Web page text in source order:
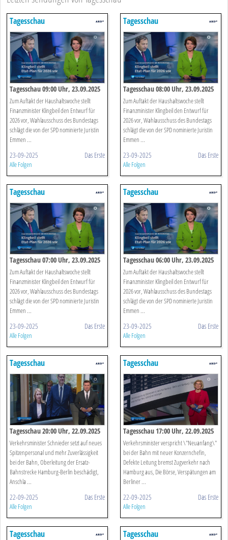
Tagesschau
Tagesschau 09:00 Uhr, 23.09.2025
Zum Auftakt der Haushaltswoche stellt
Finanzminister Klingbeil den Entwurf für
2026 vor, Wahlausschuss des Bundestags
schlägt die von der SPD nominierte Juristin
Emmen ...
23-09-2025 Das Erste
Alle Folgen
Tagesschau
Tagesschau 08:00 Uhr, 23.09.2025
Zum Auftakt der Haushaltswoche stellt
Finanzminister Klingbeil den Entwurf für
2026 vor, Wahlausschuss des Bundestags
schlägt die von der SPD nominierte Juristin
Emmen ...
23-09-2025 Das Erste
Alle Folgen
Tagesschau
Tagesschau 07:00 Uhr, 23.09.2025
Zum Auftakt der Haushaltswoche stellt
Finanzminister Klingbeil den Entwurf für
2026 vor, Wahlausschuss des Bundestags
schlägt die von der SPD nominierte Juristin
Emmen ...
23-09-2025 Das Erste
Alle Folgen
Tagesschau
Tagesschau 06:00 Uhr, 23.09.2025
Zum Auftakt der Haushaltswoche stellt
Finanzminister Klingbeil den Entwurf für
2026 vor, Wahlausschuss des Bundestags
schlägt die von der SPD nominierte Juristin
Emmen ...
23-09-2025 Das Erste
Alle Folgen
Tagesschau
Tagesschau 20:00 Uhr, 22.09.2025
Verkehrsminister Schnieder setzt auf neues
Spitzenpersonal und mehr Zuverlässigkeit
bei der Bahn, Oberleitung der Ersatz-
Bahnstrecke Hamburg-Berlin beschädigt,
Anschla ...
22-09-2025 Das Erste
Alle Folgen
Tagesschau
Tagesschau 17:00 Uhr, 22.09.2025
Verkehrsminister verspricht \"Neuanfang\"
bei der Bahn mit neuer Konzernchefin,
Defekte Leitung bremst Zugverkehr nach
Hamburg aus, Die Börse, Verspätungen am
Berliner ...
22-09-2025 Das Erste
Alle Folgen
Tagesschau Tagesschau